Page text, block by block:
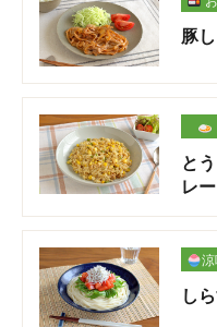
豚
と
レー
涼
し